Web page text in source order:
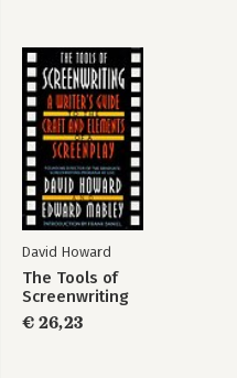
David Howard
The Tools of
Screenwriting
€ 26,23